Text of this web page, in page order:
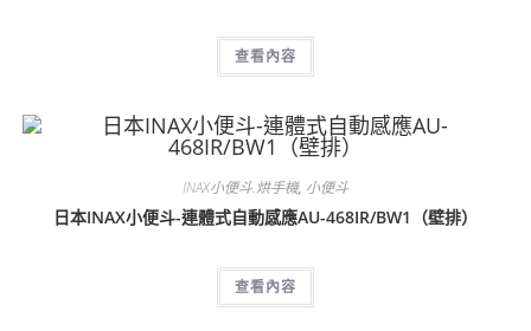
查看內容
INAX小便斗.烘手機, 小便斗
日本INAX小便斗-連體式自動感應AU-468IR/BW1（壁排）
查看內容